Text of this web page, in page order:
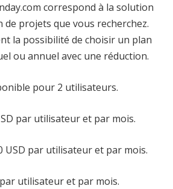
correspond à la solution
de projets que vous recherchez.
la possibilité de choisir un plan
ou annuel avec une réduction.
pour 2 utilisateurs.
par utilisateur et par mois.
USD par utilisateur et par mois.
par utilisateur et par mois.